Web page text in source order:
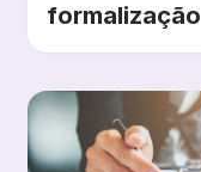
formalização